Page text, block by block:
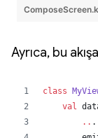
Ayrıca, bu